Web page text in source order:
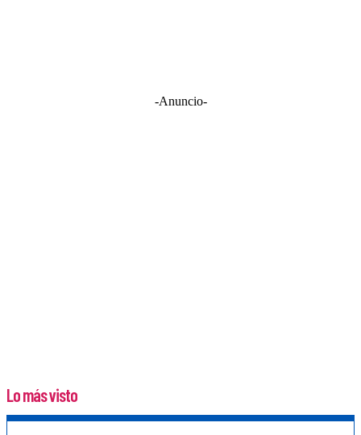
-Anuncio-
Lo más visto